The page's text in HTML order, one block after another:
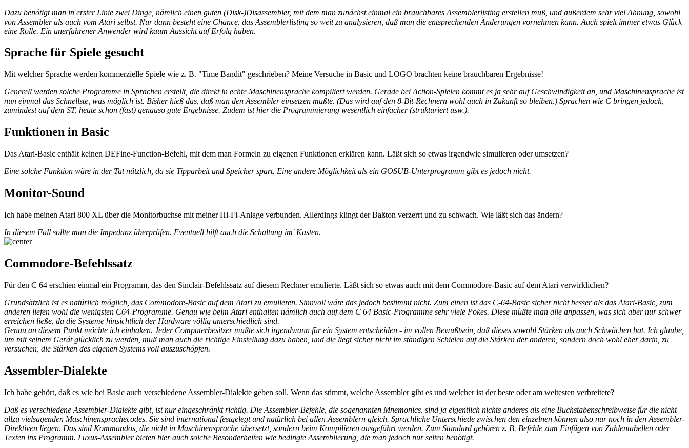
Dazu benötigt man in erster Linie zwei Dinge, nämlich einen guten (Disk-)Disassembler, mit dem man zunächst einmal ein brauchbares Assemblerlisting erstellen muß, und außerdem sehr viel Ahnung, sowohl
von Assembler als auch vom Atari selbst. Nur dann besteht eine Chance, das Assemblerlisting so weit zu analysieren, daß man die entsprechenden Änderungen vornehmen kann. Auch spielt immer etwas Glück
eine Rolle. Ein unerfahrener Anwender wird kaum Aussicht auf Erfolg haben.
Sprache für Spiele gesucht
Mit welcher Sprache werden kommerzielle Spiele wie z. B. "Time Bandit" geschrieben? Meine Versuche in Basic und LOGO brachten keine brauchbaren Ergebnisse!
Generell werden solche Programme in Sprachen erstellt, die direkt in echte Maschinensprache kompiliert werden. Gerade bei Action-Spielen kommt es ja sehr auf Geschwindigkeit an, und Maschinensprache ist
nun einmal das Schnellste, was möglich ist. Bisher hieß das, daß man den Assembler einsetzen mußte. (Das wird auf den 8-Bit-Rechnern wohl auch in Zukunft so bleiben.) Sprachen wie C bringen jedoch,
zumindest auf dem ST, heute schon (fast) genauso gute Ergebnisse. Zudem ist hier die Programmierung wesentlich einfacher (strukturiert usw.).
Funktionen in Basic
Das Atari-Basic enthält keinen DEFine-Function-Befehl, mit dem man Formeln zu eigenen Funktionen erklären kann. Läßt sich so etwas irgendwie simulieren oder umsetzen?
Eine solche Funktion wäre in der Tat nützlich, da sie Tipparbeit und Speicher spart. Eine andere Möglichkeit als ein GOSUB-Unterprogramm gibt es jedoch nicht.
Monitor-Sound
Ich habe meinen Atari 800 XL über die Monitorbuchse mit meiner Hi-Fi-Anlage verbunden. Allerdings klingt der Baßton verzerrt und zu schwach. Wie läßt sich das ändern?
In diesem Fall sollte man die Impedanz überprüfen. Eventuell hilft auch die Schaltung im' Kasten.
Commodore-Befehlssatz
Für den C 64 erschien einmal ein Programm, das den Sinclair-Befehlssatz auf diesem Rechner emulierte. Läßt sich so etwas auch mit dem Commodore-Basic auf dem Atari verwirklichen?
Grundsätzlich ist es natürlich möglich, das Commodore-Basic auf dem Atari zu emulieren. Sinnvoll wäre das jedoch bestimmt nicht. Zum einen ist das C-64-Basic sicher nicht besser als das Atari-Basic, zum
anderen liefen wohl die wenigsten C64-Programme. Genau wie beim Atari enthalten nämlich auch auf dem C 64 Basic-Programme sehr viele Pokes. Diese müßte man alle anpassen, was sich aber nur schwer
erreichen ließe, da die Systeme hinsichtlich der Hardware völlig unterschiedlich sind.
Genau an diesem Punkt möchte ich einhaken. Jeder Computerbesitzer mußte sich irgendwann für ein System entscheiden - im vollen Bewußtsein, daß dieses sowohl Stärken als auch Schwächen hat. Ich glaube,
um mit seinem Gerät glücklich zu werden, muß man auch die richtige Einstellung dazu haben, und die liegt sicher nicht im ständigen Schielen auf die Stärken der anderen, sondern doch wohl eher darin, zu
versuchen, die Stärken des eigenen Systems voll auszuschöpfen.
Assembler-Dialekte
Ich habe gehört, daß es wie bei Basic auch verschiedene Assembler-Dialekte geben soll. Wenn das stimmt, welche Assembler gibt es und welcher ist der beste oder am weitesten verbreitete?
Daß es verschiedene Assembler-Dialekte gibt, ist nur eingeschränkt richtig. Die Assembler-Befehle, die sogenannten Mnemonics, sind ja eigentlich nichts anderes als eine Buchstabenschreibweise für die nicht
allzu vielsagenden Maschinensprachecodes. Sie sind international festgelegt und natürlich bei allen Assemblern gleich. Sprachliche Unterschiede zwischen den einzelnen können also nur noch in den Assembler-
Direktiven liegen. Das sind Kommandos, die nicht in Maschinensprache übersetzt, sondern beim Kompilieren ausgeführt werden. Zum Standard gehören z. B. Befehle zum Einfügen von Zahlentabellen oder
Texten ins Programm. Luxus-Assembler bieten hier auch solche Besonderheiten wie bedingte Assemblierung, die man jedoch nur selten benötigt.